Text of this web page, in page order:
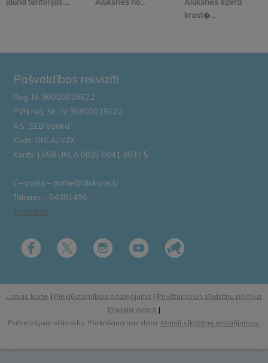
jaunā teritorijas ...
Alūksnes no...
Alūksnes ezera
krast�...
Pašvaldības rekvizīti
Reģ. Nr.90000018622
PVN reģ. Nr. LV 90000018622
AS „SEB banka”
Kods: UNLALV2X
Konts: LV58 UNLA 0025 0041 3033 5
E – pasts – dome@aluksne.lv
Tālrunis – 64381496
E-adrese
Lapas karte | Piekļūstamības paziņojums | Privātuma un sīkdatņu politika
tīmekļa vietnē |
Pašreizējais stāvoklis: Piekrišana nav dota. Mainīt sīkdatņu iestatījumus.